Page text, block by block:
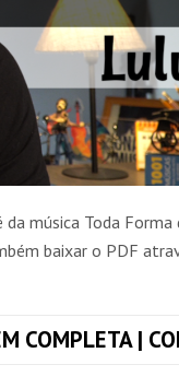
música Toda
baixar o PDF
COMPLETA |